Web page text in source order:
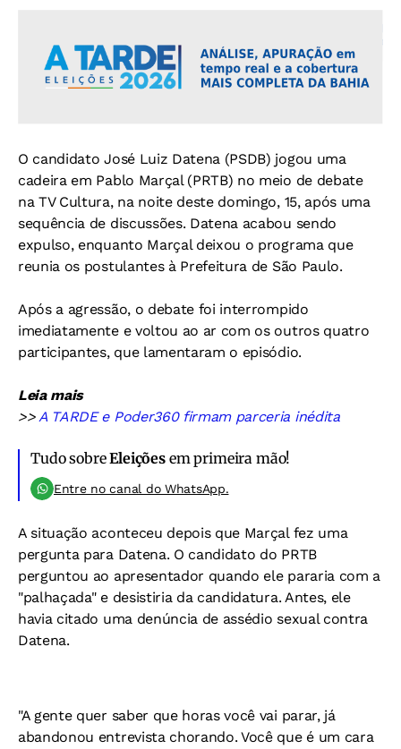
O candidato José Luiz Datena (PSDB) jogou uma
cadeira em Pablo Marçal (PRTB) no meio de debate
na TV Cultura, na noite deste domingo, 15, após uma
sequência de discussões. Datena acabou sendo
expulso, enquanto Marçal deixou o programa que
reunia os postulantes à Prefeitura de São Paulo.
Após a agressão, o debate foi interrompido
imediatamente e voltou ao ar com os outros quatro
participantes, que lamentaram o episódio.
Leia mais
>>A TARDE e Poder360 firmam parceria inédita
Tudo sobreEleiçõesem primeira mão!
Entre no canal do WhatsApp.
A situação aconteceu depois que Marçal fez uma
pergunta para Datena. O candidato do PRTB
perguntou ao apresentador quando ele pararia com a
"palhaçada" e desistiria da candidatura. Antes, ele
havia citado uma denúncia de assédio sexual contra
Datena.
"A gente quer saber que horas você vai parar, já
abandonou entrevista chorando. Você que é um cara